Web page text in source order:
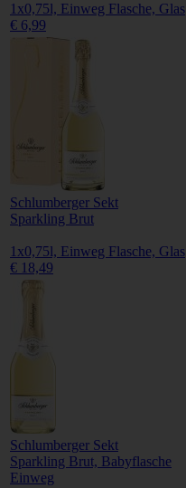
1x0,75l, Einweg Flasche, Glas
€ 6,99
Schlumberger Sekt
Sparkling Brut
1x0,75l, Einweg Flasche, Glas
€ 18,49
Schlumberger Sekt
Sparkling Brut, Babyflasche
Einweg